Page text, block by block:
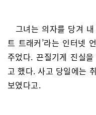
그녀는 의자를 당겨
트 트래커’라는 인터넷
주었다. 끈질기게 진실
고 했다. 사고 당일에는
보였다고.